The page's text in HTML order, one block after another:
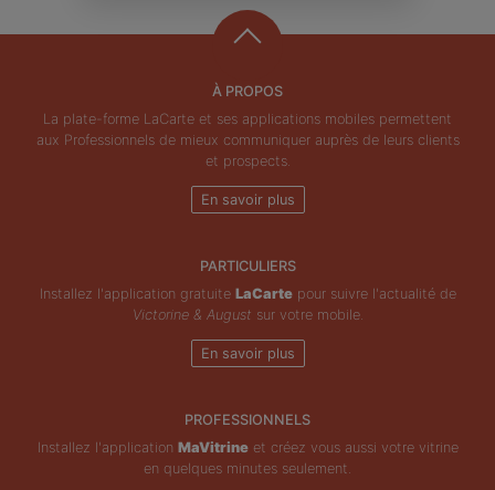
À PROPOS
La plate-forme LaCarte et ses applications mobiles permettent
aux Professionnels de mieux communiquer auprès de leurs clients
et prospects.
En savoir plus
PARTICULIERS
Installez l'application gratuite LaCartepour suivre l'actualité de
Victorine & August sur votre mobile.
En savoir plus
PROFESSIONNELS
Installez l'application MaVitrineet créez vous aussi votre vitrine
en quelques minutes seulement.